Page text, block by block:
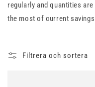
regularly and quantities
the most of current
Filtrera och sortera